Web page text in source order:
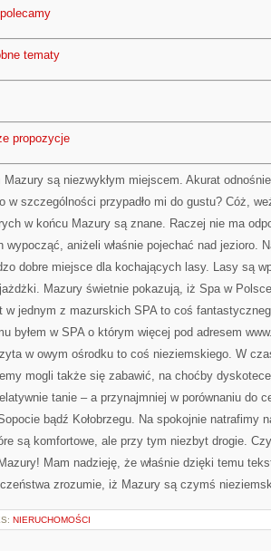
tematy
propozycje
Mazury są niezwykłym miejscem. Akurat
w szczególności przypadło mi do gustu? Cóż,
w końcu Mazury są znane. Raczej nie ma
wypocząć, aniżeli właśnie pojechać nad jezioro.
dobre miejsce dla kochających lasy. Lasy są
Mazury świetnie pokazują, iż Spa w
w jednym z mazurskich SPA to coś
byłem w SPA o którym więcej pod adresem
w owym ośrodku to coś nieziemskiego. W
mogli także się zabawić, na choćby
tanie – a przynajmniej w porównaniu do
bądź Kołobrzegu. Na spokojnie natrafimy
są komfortowe, ale przy tym niezbyt drogie.
Mam nadzieję, że właśnie dzięki temu
zrozumie, iż Mazury są czymś
NIERUCHOMOŚCI